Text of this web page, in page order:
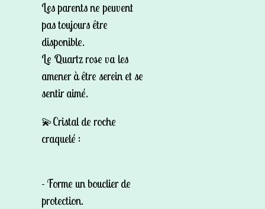
Les parents ne peuvent
pas toujours être
disponible.
Le Quartz rose va les
amener à être serein et se
sentir aimé.
💫Cristal de roche
craquelé :
- Forme un bouclier de
protection.